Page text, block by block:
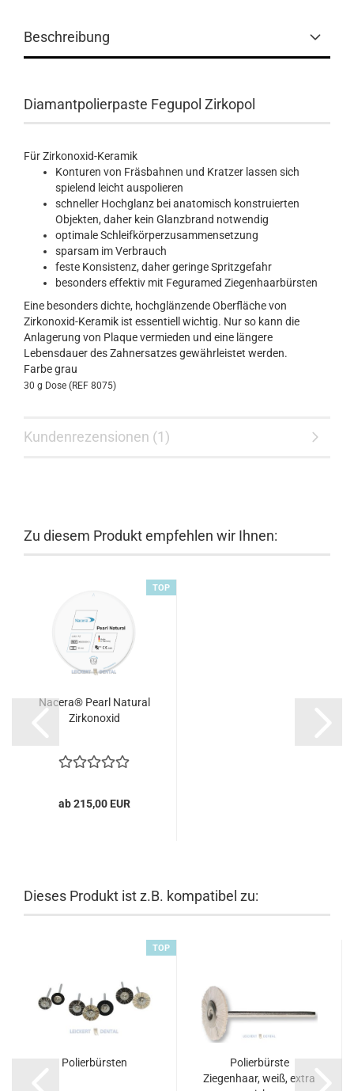
Beschreibung
Diamantpolierpaste Fegupol Zirkopol
Für Zirkonoxid-Keramik
Konturen von Fräsbahnen und Kratzer lassen sich
spielend leicht auspolieren
schneller Hochglanz bei anatomisch konstruierten
Objekten, daher kein Glanzbrand notwendig
optimale Schleifkörperzusammensetzung
sparsam im Verbrauch
feste Konsistenz, daher geringe Spritzgefahr
besonders effektiv mit Feguramed Ziegenhaarbürsten
Eine besonders dichte, hochglänzende Oberfläche von
Zirkonoxid-Keramik ist essentiell wichtig. Nur so kann die
Anlagerung von Plaque vermieden und eine längere
Lebensdauer des Zahnersatzes gewährleistet werden.
Farbegrau
30 g Dose (REF 8075)
Kundenrezensionen (1)
Zu diesem Produkt empfehlen wir Ihnen:
TOP
Nacera® Pearl Natural
Zirkonoxid
ab 215,00 EUR
Dieses Produkt ist z.B. kompatibel zu:
TOP
Polierbürsten
Polierbürste
Ziegenhaar, weiß, extra